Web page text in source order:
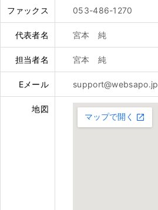
ファックス 053-486-1270
代表者名 宮本 純
担当者名 宮本 純
Eメール support@websapo.jp
地図